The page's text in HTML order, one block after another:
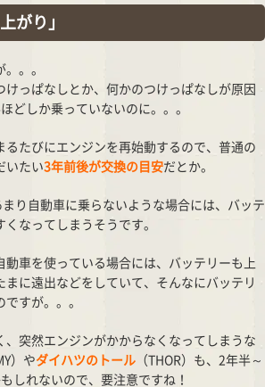
がり」
。。
けっぱなしとか、何かのつけっぱなしが原因
どしか乗っていないのに。。。
たびにエンジンを再始動するので、普通の
いたい3年前後が交換の目安だとか。
り自動車に乗らないような場合には、バッテ
なってしまうそうです。
車を使っている場合には、バッテリーも上
に遠出などをしていて、そんなにバッテリ
すが。。。
突然エンジンがかからなくなってしまうな
）やダイハツのトール （THOR）も、2年半～
しれないので、要注意ですね！